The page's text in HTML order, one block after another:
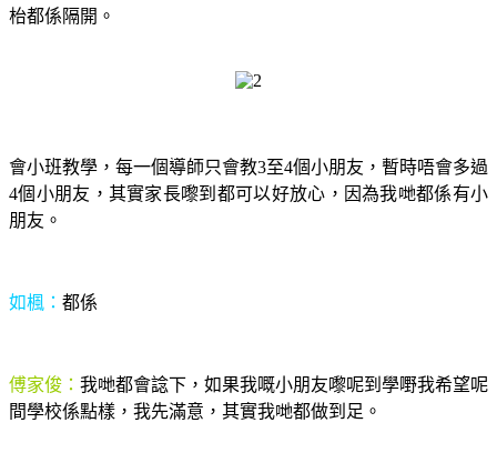
枱都係隔開。
會小班教學，每一個導師只會教3至4個小朋友，暫時唔會多過
4個小朋友，其實家長嚟到都可以好放心，因為我哋都係有小
朋友。
如楓： 都係
傅家俊： 我哋都會諗下，如果我嘅小朋友嚟呢到學嘢我希望呢
間學校係點樣，我先滿意，其實我哋都做到足。